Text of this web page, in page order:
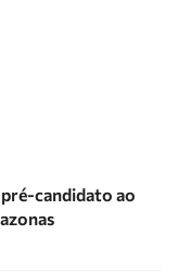
candidato ao